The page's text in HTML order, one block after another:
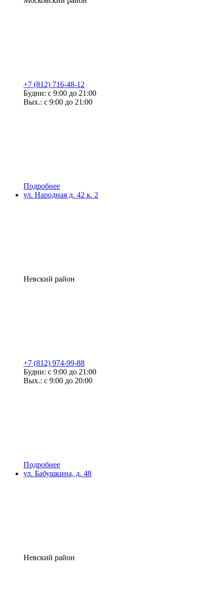
+7 (812) 716-48-12
Будни: с 9:00 до 21:00
Вых.: с 9:00 до 21:00
Подробнее
ул. Народная д. 42 к. 2
Невский район
+7 (812) 974-99-88
Будни: с 9:00 до 21:00
Вых.: с 9:00 до 20:00
Подробнее
ул. Бабушкина, д. 48
Невский район